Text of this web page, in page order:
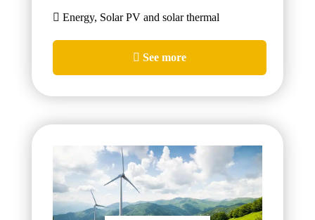
Energy, Solar PV and solar thermal
See more